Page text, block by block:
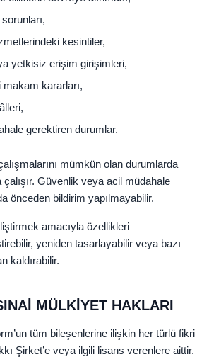
kesintiler,
yetkisiz erişim girişimleri,
kararları,
gerektiren durumlar.
mümkün olan durumlarda
Güvenlik veya acil müdahale
önceden bildirim yapılmayabilir.
amacıyla özellikleri
yeniden tasarlayabilir veya bazı
kaldırabilir.
MÜLKİYET HAKLARI
tüm bileşenlerine ilişkin her türlü fikri
Şirket’e veya ilgili lisans verenlere aittir.